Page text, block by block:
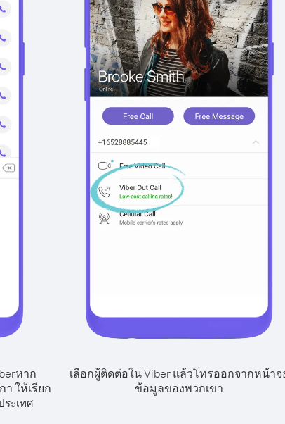
หาก
ให้เรียก
ระเทศ
เลือกผู้ติดต่อใน Viber แล้วโทรออกจากหน้าจ
ข้อมูลของพวกเขา